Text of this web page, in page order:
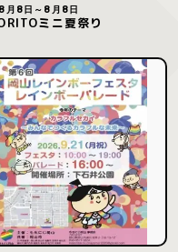
8月8日～8月8日
ミニ夏祭り